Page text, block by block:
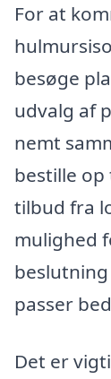
For at
besøge
udvalg af
nemt
bestille
tilbud fra
mulighed
passer
Det er